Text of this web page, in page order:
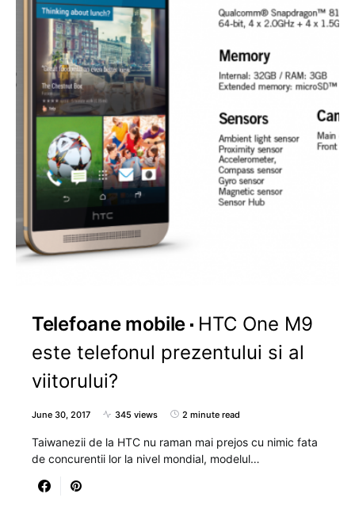
Telefoane mobile
HTC One M9
este telefonul prezentului si al
viitorului?
June 30, 2017 345 views 2 minute read
Taiwanezii de la HTC nu raman mai prejos cu nimic fata
de concurentii lor la nivel mondial, modelul…